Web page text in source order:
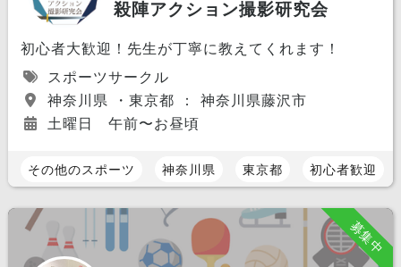
殺陣アクション撮影研究会
初心者大歓迎！先生が丁寧に教えてくれます！
スポーツサークル
神奈川県 ・東京都 ： 神奈川県藤沢市
土曜日 午前〜お昼頃
その他のスポーツ 神奈川県 東京都 初心者歓迎
募集中